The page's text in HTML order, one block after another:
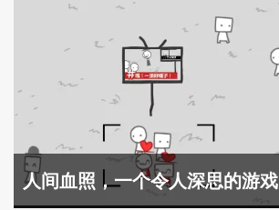
人间血照，一个令人深思的游戏